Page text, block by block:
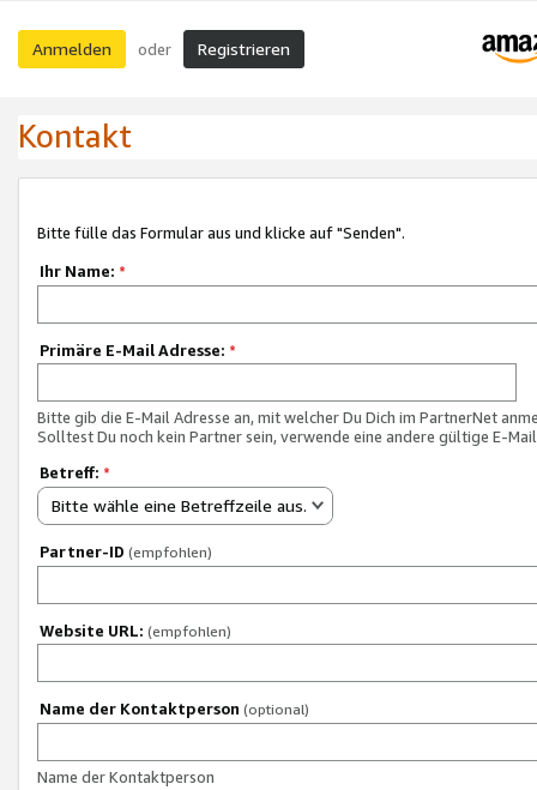
Anmelden oder Registrieren
Kontakt
Bitte fülle das Formular aus und klicke auf "Senden".
Ihr Name: *
Primäre E-Mail Adresse: *
Bitte gib die E-Mail Adresse an, mit welcher Du Dich im PartnerNet
Solltest Du noch kein Partner sein, verwende eine andere gültige E-
Betreff: *
Bitte wähle eine Betreffzeile aus.
Partner-ID (empfohlen)
Website URL: (empfohlen)
Name der Kontaktperson (optional)
Name der Kontaktperson